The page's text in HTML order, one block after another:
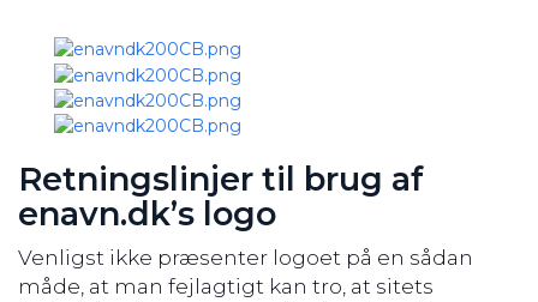
Retningslinjer til brug af
enavn.dk’s logo
Venligst ikke præsenter logoet på en sådan
måde, at man fejlagtigt kan tro, at sitets